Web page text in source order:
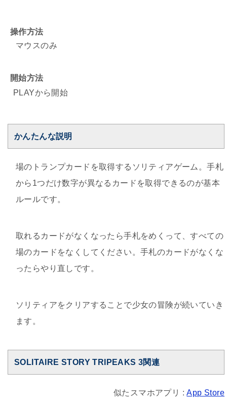
操作方法
マウスのみ
開始方法
PLAYから開始
かんたんな説明
場のトランプカードを取得するソリティアゲーム。手札
から1つだけ数字が異なるカードを取得できるのが基本
ルールです。
取れるカードがなくなったら手札をめくって、すべての
場のカードをなくしてください。手札のカードがなくな
ったらやり直しです。
ソリティアをクリアすることで少女の冒険が続いていき
ます。
SOLITAIRE STORY TRIPEAKS 3関連
似たスマホアプリ :App Store